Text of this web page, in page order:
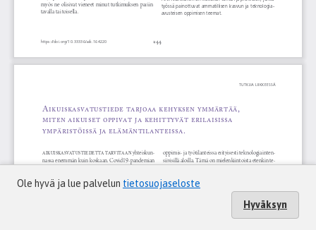
Ole hyvä ja lue palvelun tietosuojaseloste
Hyväksyn